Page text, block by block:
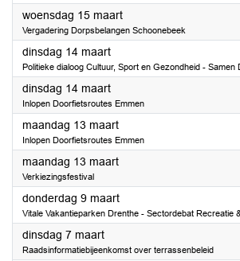
woensdag 15 maart2023
Vergadering Dorpsbelangen Schoonebeek
dinsdag 14 maart2023
Politieke dialoog Cultuur, Sport en Gezondheid - Samen
dinsdag 14 maart2023
Inlopen Doorfietsroutes Emmen
maandag 13 maart2023
Inlopen Doorfietsroutes Emmen
maandag 13 maart2023
Verkiezingsfestival
donderdag 9 maart2023
Vitale Vakantieparken Drenthe - Sectordebat Recreatie
dinsdag 7 maart2023
Raadsinformatiebijeenkomst over terrassenbeleid